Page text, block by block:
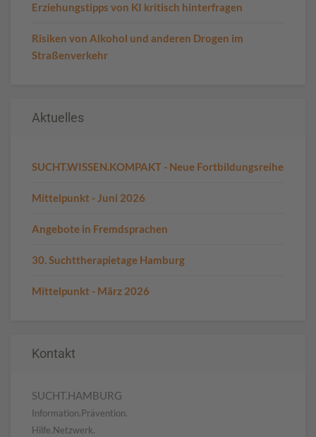
Erziehungstipps von KI kritisch hinterfragen
Risiken von Alkohol und anderen Drogen im
Straßenverkehr
Aktuelles
SUCHT.WISSEN.KOMPAKT - Neue Fortbildungsreihe
Mittelpunkt - Juni 2026
Angebote in Fremdsprachen
30. Suchttherapietage Hamburg
Mittelpunkt - März 2026
Kontakt
SUCHT.HAMBURG
Information.Prävention.
Hilfe.Netzwerk.